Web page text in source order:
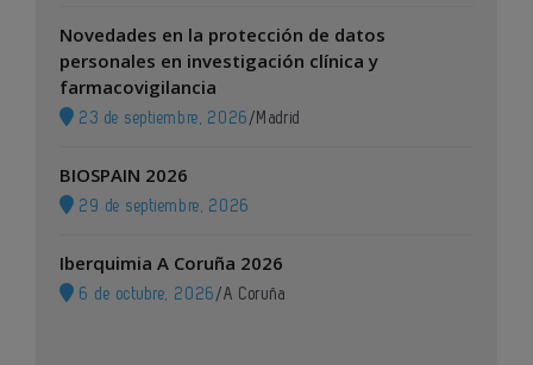
Novedades en la protección de datos
personales en investigación clínica y
farmacovigilancia
23 de septiembre, 2026 / Madrid
BIOSPAIN 2026
29 de septiembre, 2026
Iberquimia A Coruña 2026
6 de octubre, 2026 /A Coruña